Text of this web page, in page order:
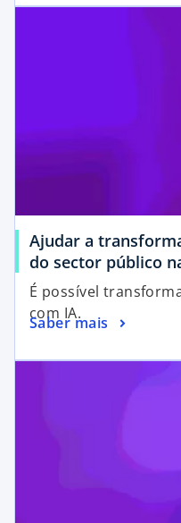
Ajudar a
do sector público
É possível
com IA.
Saber mais